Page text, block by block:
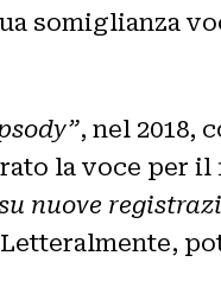
somiglianza
, nel 2018,
la voce per il
nuove